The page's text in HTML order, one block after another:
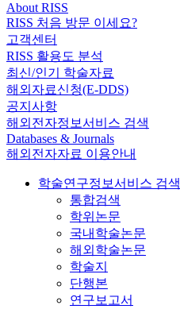
About RISS
RISS 처음 방문 이세요?
고객센터
RISS 활용도 분석
최신/인기 학술자료
해외자료신청(E-DDS)
공지사항
해외전자정보서비스 검색
Databases & Journals
해외전자자료 이용안내
학술연구정보서비스 검색
통합검색
학위논문
국내학술논문
해외학술논문
학술지
단행본
연구보고서